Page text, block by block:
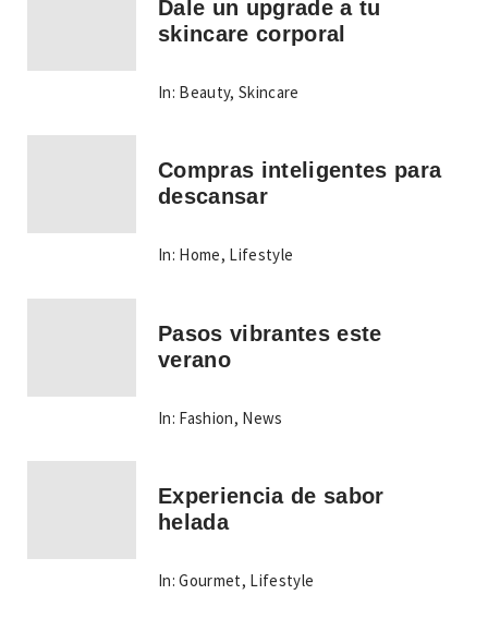
Dale un upgrade a tu
skincare corporal
In: Beauty,Skincare
Compras inteligentes para
descansar
In: Home, Lifestyle
Pasos vibrantes este
verano
In: Fashion, News
Experiencia de sabor
helada
In: Gourmet, Lifestyle